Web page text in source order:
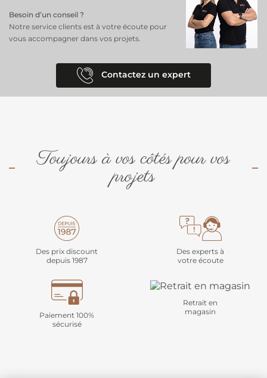
Besoin d’un conseil ?
Notre service clients est à votre écoute pour
vous accompagner dans vos projets.
Contactez un expert
Toujours à vos côtés pour vos
projets
Des prix discount
depuis 1987
Des experts à
votre écoute
Paiement 100%
sécurisé
Retrait en
magasin